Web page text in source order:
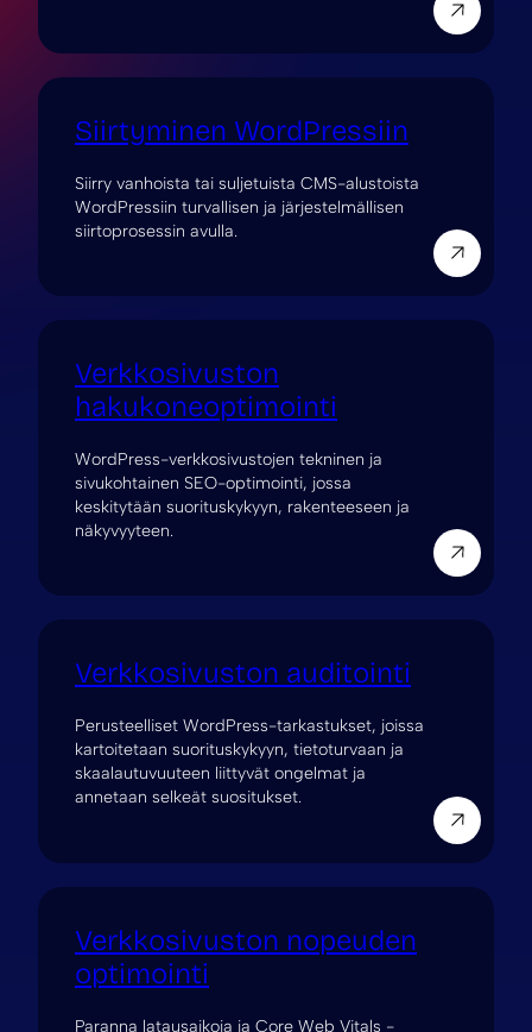
Siirtyminen WordPressiin
Siirry vanhoista tai suljetuista CMS-alustoista
WordPressiin turvallisen ja järjestelmällisen
siirtoprosessin avulla.
Verkkosivuston
hakukoneoptimointi
WordPress-verkkosivustojen tekninen ja
sivukohtainen SEO-optimointi, jossa
keskitytään suorituskykyyn, rakenteeseen ja
näkyvyyteen.
Verkkosivuston auditointi
Perusteelliset WordPress-tarkastukset, joissa
kartoitetaan suorituskykyyn, tietoturvaan ja
skaalautuvuuteen liittyvät ongelmat ja
annetaan selkeät suositukset.
Verkkosivuston nopeuden
optimointi
Paranna latausaikoja ja Core Web Vitals -